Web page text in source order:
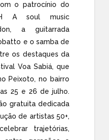
o patrocínio do
A soul music
a guitarrada
e o samba de
os destaques da
Voa Sabiá, que
Peixoto, no bairro
25 e 26 de julho.
gratuita dedicada
de artistas 50+,
trajetórias,